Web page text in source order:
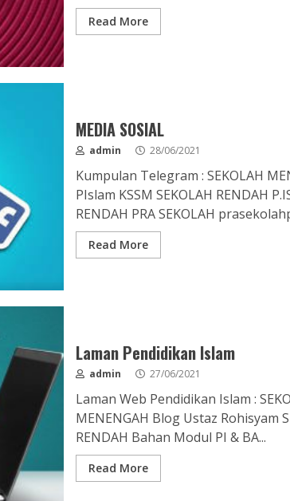
Read More
MEDIA SOSIAL
admin 28/06/2021
Kumpulan Telegram : SEKOLAH
PIslam KSSM SEKOLAH RENDAH
RENDAH PRA SEKOLAH
Read More
Laman Pendidikan Islam
admin 27/06/2021
Laman Web Pendidikan Islam :
MENENGAH Blog Ustaz Rohisyam
RENDAH Bahan Modul PI & BA...
Read More